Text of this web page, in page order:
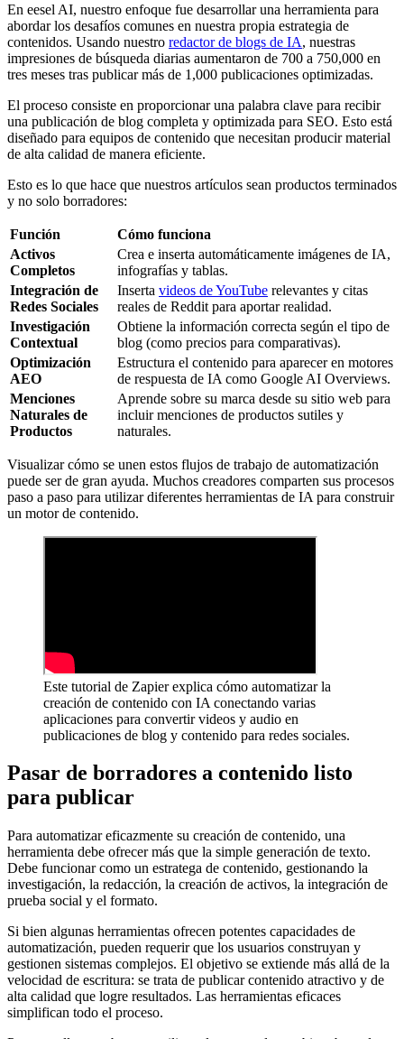
En eesel AI, nuestro enfoque fue desarrollar una herramienta para
abordar los desafíos comunes en nuestra propia estrategia de
contenidos. Usando nuestro redactor de blogs de IA, nuestras
impresiones de búsqueda diarias aumentaron de 700 a 750,000 en
tres meses tras publicar más de 1,000 publicaciones optimizadas.
El proceso consiste en proporcionar una palabra clave para recibir
una publicación de blog completa y optimizada para SEO. Esto está
diseñado para equipos de contenido que necesitan producir material
de alta calidad de manera eficiente.
Esto es lo que hace que nuestros artículos sean productos terminados
y no solo borradores:
Función
Cómo funciona
Activos
Completos
Crea e inserta automáticamente imágenes de IA,
infografías y tablas.
Integración de
Redes Sociales
Inserta videos de YouTube relevantes y citas
reales de Reddit para aportar realidad.
Investigación
Contextual
Obtiene la información correcta según el tipo de
blog (como precios para comparativas).
Optimización
AEO
Estructura el contenido para aparecer en motores
de respuesta de IA como Google AI Overviews.
Menciones
Naturales de
Productos
Aprende sobre su marca desde su sitio web para
incluir menciones de productos sutiles y
naturales.
Visualizar cómo se unen estos flujos de trabajo de automatización
puede ser de gran ayuda. Muchos creadores comparten sus procesos
paso a paso para utilizar diferentes herramientas de IA para construir
un motor de contenido.
Este tutorial de Zapier explica cómo automatizar la
creación de contenido con IA conectando varias
aplicaciones para convertir videos y audio en
publicaciones de blog y contenido para redes sociales.
Pasar de borradores a contenido listo
para publicar
Para automatizar eficazmente su creación de contenido, una
herramienta debe ofrecer más que la simple generación de texto.
Debe funcionar como un estratega de contenido, gestionando la
investigación, la redacción, la creación de activos, la integración de
prueba social y el formato.
Si bien algunas herramientas ofrecen potentes capacidades de
automatización, pueden requerir que los usuarios construyan y
gestionen sistemas complejos. El objetivo se extiende más allá de la
velocidad de escritura: se trata de publicar contenido atractivo y de
alta calidad que logre resultados. Las herramientas eficaces
simplifican todo el proceso.